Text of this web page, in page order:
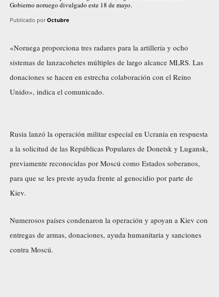
Gobierno noruego divulgado este 18 de mayo.
Publicado por Octubre
«Noruega proporciona tres radares para la artillería y ocho
sistemas de lanzacohetes múltiples de largo alcance MLRS. Las
donaciones se hacen en estrecha colaboración con el Reino
Unido», indica el comunicado.
Rusia lanzó la operación militar especial en Ucrania en respuesta
a la solicitud de las Repúblicas Populares de Donetsk y Lugansk,
previamente reconocidas por Moscú como Estados soberanos,
para que se les preste ayuda frente al genocidio por parte de
Kiev.
Numerosos países condenaron la operación y apoyan a Kiev con
entregas de armas, donaciones, ayuda humanitaria y sanciones
contra Moscú.